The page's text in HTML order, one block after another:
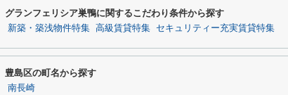
グランフェリシア巣鴨に関するこだわり条件から探す
新築・築浅物件特集 高級賃貸特集 セキュリティー充実賃貸特集
豊島区の町名から探す
南長崎